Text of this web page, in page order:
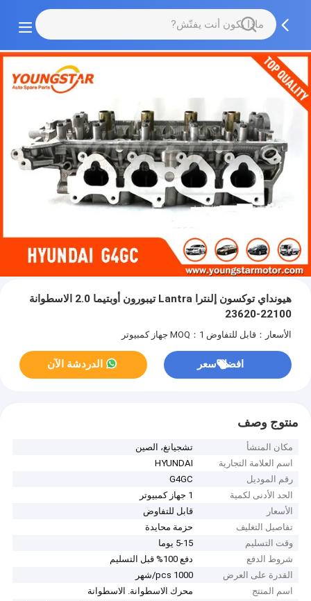
هيونداي توكسون إلنترا Lantra تيبورون أوبتيما 2.0 الاسطوانة
22100-23620
الأسعار：قابل للتفاوض MOQ：1 جهاز كمبيوتر
افضل سعر الدردشة الآن
منتوج وصف
مكان المنشأ
تشجيانغ، الصين
اسم العلامة التجارية
HYUNDAI
رقم الموديل
G4GC
الحد الأدنى لكمية
1 جهاز كمبيوتر
الأسعار
قابل للتفاوض
تفاصيل التغليف
حزمة محايدة
وقت التسليم
5-15 يوما
شروط الدفع
دفع 100% قبل التسليم
القدرة على العرض
1000 pcs/شهر
اسم المنتج
محرك الاسطوانة. الاسطوانة